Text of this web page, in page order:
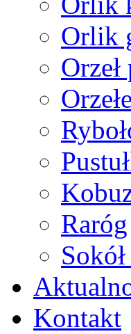
Orlik
Raróg
Kontakt